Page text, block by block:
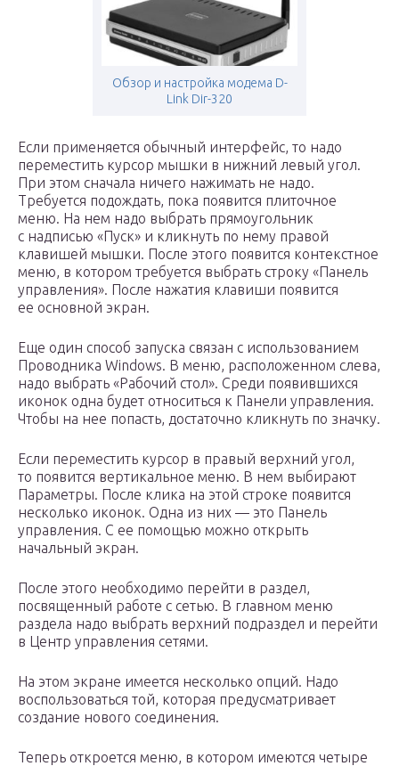
Обзор и настройка модема D-
Link Dir-320
Если применяется обычный интерфейс, то надо
переместить курсор мышки в нижний левый угол.
При этом сначала ничего нажимать не надо.
Требуется подождать, пока появится плиточное
меню. На нем надо выбрать прямоугольник
с надписью «Пуск» и кликнуть по нему правой
клавишей мышки. После этого появится контекстное
меню, в котором требуется выбрать строку «Панель
управления». После нажатия клавиши появится
ее основной экран.
Еще один способ запуска связан с использованием
Проводника Windows. В меню, расположенном слева,
надо выбрать «Рабочий стол». Среди появившихся
иконок одна будет относиться к Панели управления.
Чтобы на нее попасть, достаточно кликнуть по значку.
Если переместить курсор в правый верхний угол,
то появится вертикальное меню. В нем выбирают
Параметры. После клика на этой строке появится
несколько иконок. Одна из них — это Панель
управления. С ее помощью можно открыть
начальный экран.
После этого необходимо перейти в раздел,
посвященный работе с сетью. В главном меню
раздела надо выбрать верхний подраздел и перейти
в Центр управления сетями.
На этом экране имеется несколько опций. Надо
воспользоваться той, которая предусматривает
создание нового соединения.
Теперь откроется меню, в котором имеются четыре